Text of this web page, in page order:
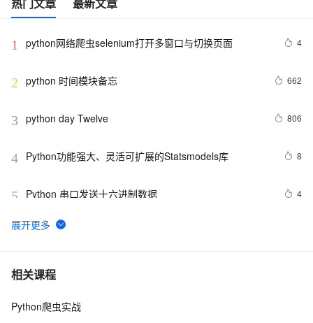
1 python网络爬虫selenium打开多窗口与切换页面 4
2 python 时间模块备忘 662
3 python day Twelve 806
4 Python功能强大、灵活可扩展的Statsmodels库 8
5 Python 串口发送十六进制数据 4
6 python join 和 split的常用使用方法
7 python 模块初始
8 python中使用and和or来实现其它语言中的?号表达式
相关课程
Python爬虫实战